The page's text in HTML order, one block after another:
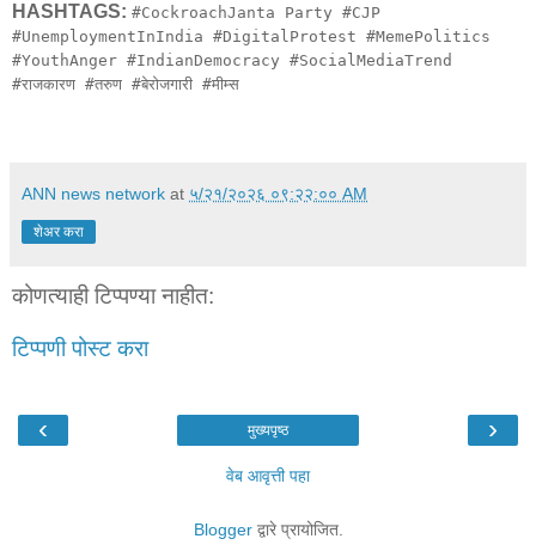
HASHTAGS: #CockroachJanta Party #CJP
#UnemploymentInIndia #DigitalProtest #MemePolitics
#YouthAnger #IndianDemocracy #SocialMediaTrend
#राजकारण #तरुण #बेरोजगारी #मीम्स
ANN news network at ५/२१/२०२६ ०९:२२:०० AM
शेअर करा
कोणत्याही टिप्पण्‍या नाहीत:
टिप्पणी पोस्ट करा
‹ ›
मुख्यपृष्ठ
वेब आवृत्ती पहा
Bloggerद्वारे प्रायोजित.